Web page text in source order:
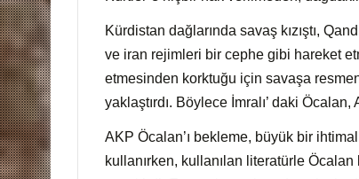
Kürdistan dağlarında savaş kızıştı,
ve iran rejimleri bir cephe gibi hareket
etmesinden korktuğu için savaşa
yaklaştırdı. Böylece İmralı’ daki
AKP Öcalan’ı bekleme, büyük bir
kullanırken, kullanılan literatürle